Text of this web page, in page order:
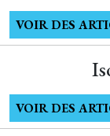
VOIR DES
VOIR DES